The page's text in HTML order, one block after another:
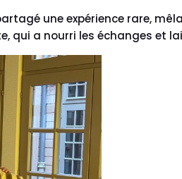
une expérience rare,
qui a nourri les échanges et